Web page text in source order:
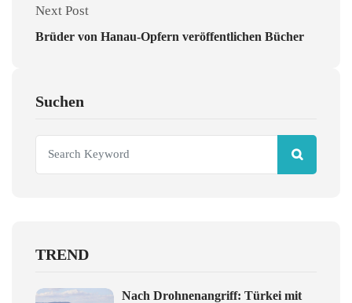
Next Post
Brüder von Hanau-Opfern veröffentlichen Bücher
Suchen
TREND
Nach Drohnenangriff: Türkei mit